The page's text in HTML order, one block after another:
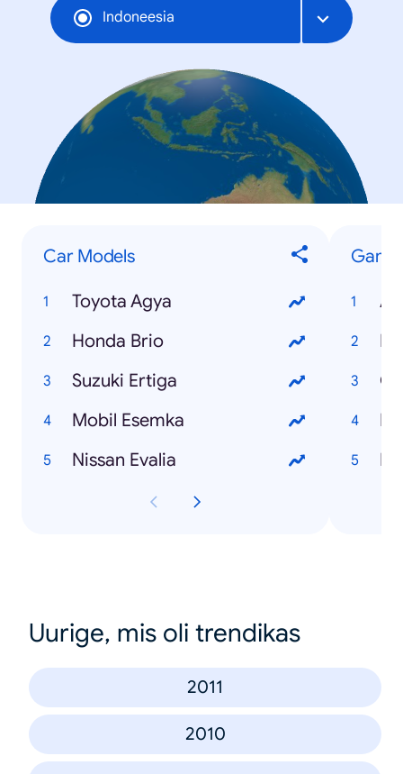
Indoneesia
Car Models
Toyota Agya
Honda Brio
Suzuki Ertiga
Mobil Esemka
Nissan Evalia
Uurige, mis oli trendikas
2011
2010